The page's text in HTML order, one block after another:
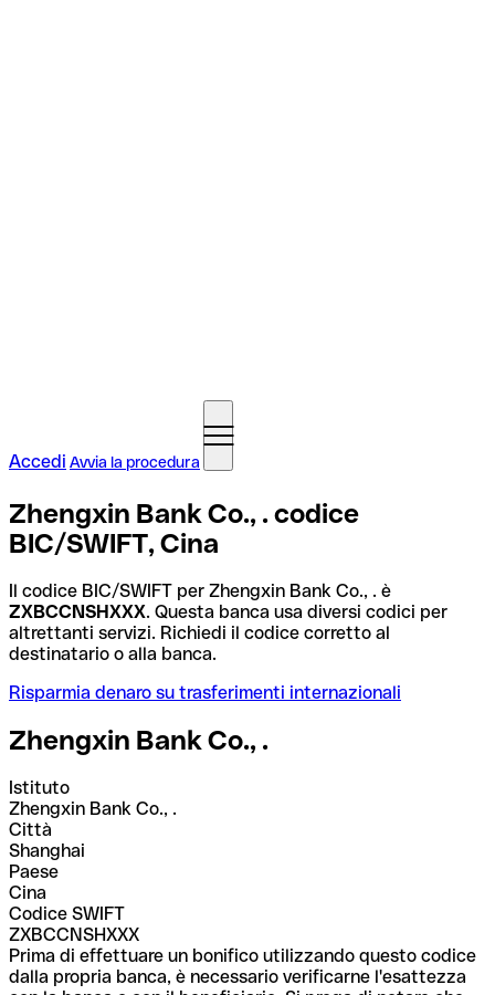
Accedi Avvia la procedura
Zhengxin Bank Co., . codice
BIC/SWIFT, Cina
Il codice BIC/SWIFT per Zhengxin Bank Co., . è
ZXBCCNSHXXX. Questa banca usa diversi codici per
altrettanti servizi. Richiedi il codice corretto al
destinatario o alla banca.
Risparmia denaro su trasferimenti internazionali
Zhengxin Bank Co., .
Istituto
Zhengxin Bank Co., .
Città
Shanghai
Paese
Cina
Codice SWIFT
ZXBCCNSHXXX
Prima di effettuare un bonifico utilizzando questo codice
dalla propria banca, è necessario verificarne l'esattezza